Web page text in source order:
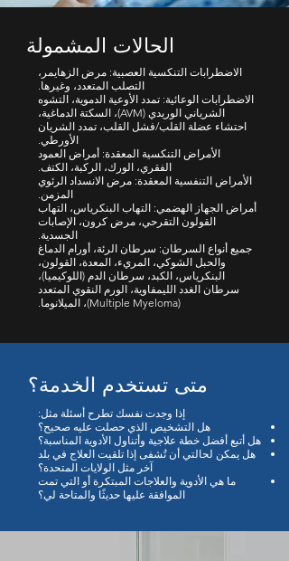
الحالات المشمولة
الاضطرابات التنكسية العصبية: مرض الزهايمر،
التصلب المتعدد، وغيرها.
الاضطرابات الوعائية: تمدد الأوعية الدموية، التشوه
الشرياني الوريدي (AVM)، السكتة الدماغية،
احتشاء عضلة القلب/فشل القلب، تمدد الشريان
الأورطي.
الأمراض التنكسية المعقدة: أمراض العمود
الفقري، الورك، الركبة، الكتف.
الأمراض التنفسية المعقدة: مرض الانسداد الرئوي
المزمن.
أمراض الجهاز الهضمي: التهاب البنكرياس، التهاب
القولون التقرحي، مرض كرون، الإصابات
الجسدية.
جميع أنواع السرطان: سرطان الرئة، أورام الدماغ
والحبل الشوكي، المريء، المعدة، القولون،
البنكرياس، الكبد، سرطان الدم (اللوكيميا)،
سرطان الغدد الليمفاوية، الورم النقوي المتعدد
(Multiple Myeloma)، الميلانوما.
متى تستخدم الخدمة؟
إذا وجدت نفسك تطرح أسئلة مثل:
هل التشخيص الذي حصلت عليه صحيح؟
هل أتبع أفضل خطة علاجية وأتناول الأدوية المناسبة؟
هل يمكن لحالتي أن تُشفى إذا تلقيت العلاج في بلد
آخر مثل الولايات المتحدة؟
ما هي الأدوية والعلاجات المبتكرة أو التي تمت
الموافقة عليها حديثًا والمتاحة لي؟